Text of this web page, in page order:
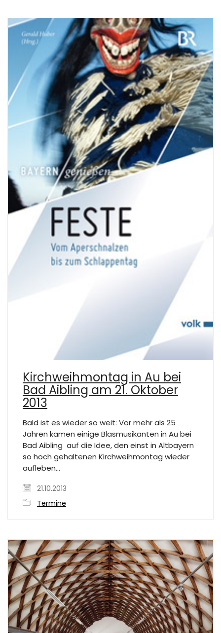
Kirchweihmontag in Au bei
Bad Aibling am 21. Oktober
2013
Bald ist es wieder so weit: Vor mehr als 25
Jahren kamen einige Blasmusikanten in Au bei
Bad Aibling auf die Idee, den einst in Altbayern
so hoch gehaltenen Kirchweihmontag wieder
aufleben…
21.10.2013
Termine